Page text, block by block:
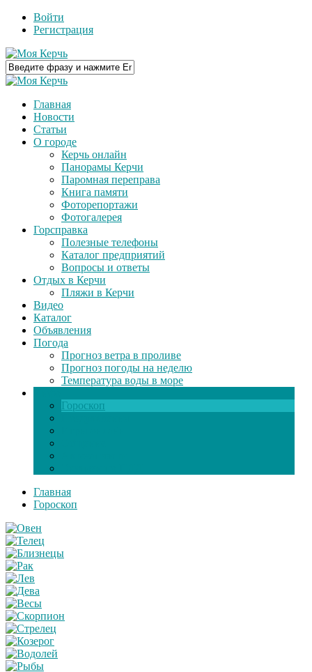
Войти
Регистрация
Главная
Новости
Статьи
О городе
Керчь онлайн
Панорамы Керчи
Паромная переправа
Книга памяти
Фоторепортажи
Фотогалерея
Горсправка
Полезные телефоны
Каталог предприятий
Вопросы и ответы
Отдых в Керчи
Пляжи в Керчи
Видео
Каталог
Объявления
Погода
Прогноз ветра в проливе
Прогноз погоды на неделю
Температура воды в море
Гороскоп
Главная
Гороскоп